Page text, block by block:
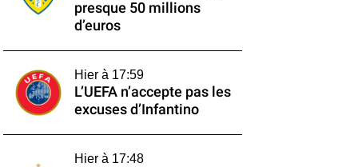
presque 50 millions
d’euros
Hier à 17:59
L’UEFA n’accepte pas les
excuses d’Infantino
Hier à 17:48